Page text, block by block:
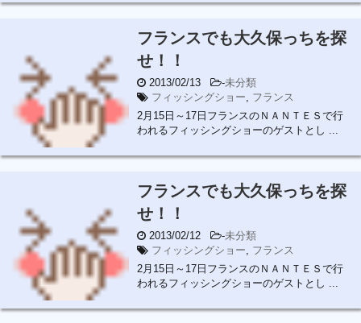
フランスでも大久保っちを探
せ！！
2013/02/13 -未分類
フィッシングショー
フランス
2月15日～17日フランスのＮＡＮＴＥＳで行
われるフィッシングショーのゲストとし ...
フランスでも大久保っちを探
せ！！
2013/02/12 -未分類
フィッシングショー
フランス
2月15日～17日フランスのＮＡＮＴＥＳで行
われるフィッシングショーのゲストとし ...